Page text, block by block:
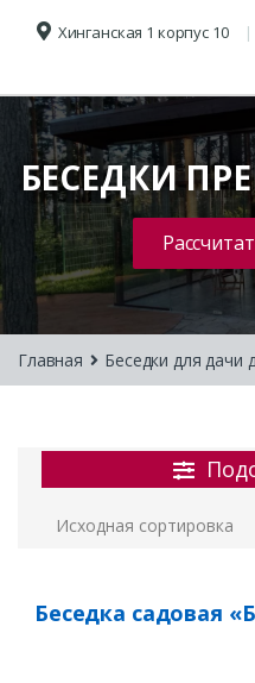
Хинганская 1 корпус 10
БЕСЕДКИ
Главная Беседки для дачи
Беседка садовая